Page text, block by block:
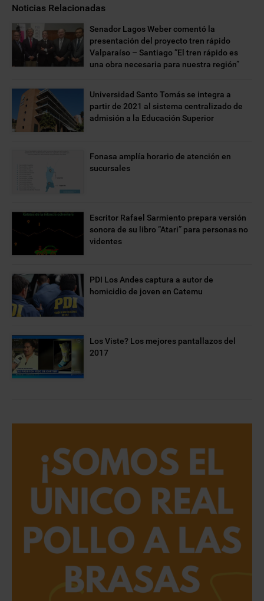
Noticias Relacionadas
Senador Lagos Weber comentó la
presentación del proyecto tren rápido
Valparaíso – Santiago “El tren rápido es
una obra necesaria para nuestra región”
Universidad Santo Tomás se integra a
partir de 2021 al sistema centralizado de
admisión a la Educación Superior
Fonasa amplía horario de atención en
sucursales
Escritor Rafael Sarmiento prepara versión
sonora de su libro “Atari” para personas no
videntes
PDI Los Andes captura a autor de
homicidio de joven en Catemu
Los Viste? Los mejores pantallazos del
2017